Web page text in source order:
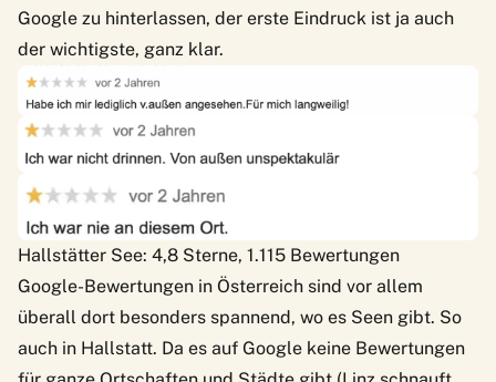
Google zu hinterlassen, der erste Eindruck ist ja auch
der wichtigste, ganz klar.
Hallstätter See: 4,8 Sterne, 1.115 Bewertungen
Google-Bewertungen in Österreich sind vor allem
überall dort besonders spannend, wo es Seen gibt. So
auch in Hallstatt. Da es auf Google keine Bewertungen